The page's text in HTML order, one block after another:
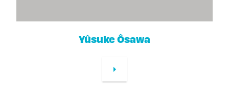
Yûsuke Ôsawa
arrow_right